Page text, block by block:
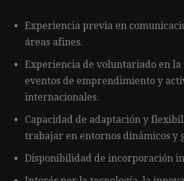
Experiencia previa en
áreas afines.
Experiencia de voluntariado en la
eventos de emprendimiento y
internacionales.
Capacidad de adaptación y
trabajar en entornos dinámicos y
Disponibilidad de incorporación